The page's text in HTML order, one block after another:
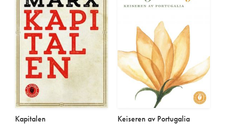
Kapitalen Keiseren av Portugalia